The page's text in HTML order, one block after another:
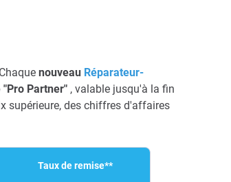
nouveau Réparateur-
"Pro Partner", valable jusqu'à la fin
supérieure, des chiffres d'affaires
Taux de remise**